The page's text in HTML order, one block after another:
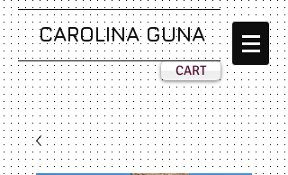
CAROLINA GUNA
CART